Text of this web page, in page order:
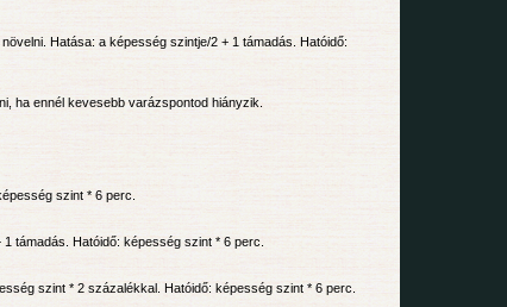
Hatása: a képesség szintje/2 + 1 támadás. Hatóidő:
ha ennél kevesebb varázspontod hiányzik.
szint * 6 perc.
támadás. Hatóidő: képesség szint * 6 perc.
szint * 2 százalékkal. Hatóidő: képesség szint * 6 perc.